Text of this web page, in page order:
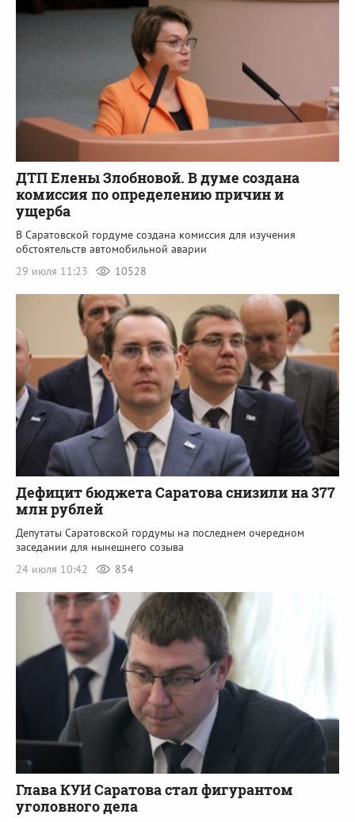
ДТП Елены Злобновой. В думе создана
комиссия по определению причин и
ущерба
В Саратовской гордуме создана комиссия для изучения
обстоятельств автомобильной аварии
29 июля 11:23
10528
Дефицит бюджета Саратова снизили на 377
млн рублей
Депутаты Саратовской гордумы на последнем очередном
заседании для нынешнего созыва
24 июля 10:42
854
Глава КУИ Саратова стал фигурантом
уголовного дела